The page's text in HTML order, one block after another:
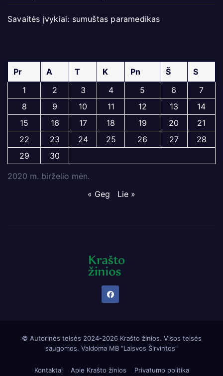
Savaitės įvykiai: sumuštas paramedikas
2020 m. birželio mėn.
Pr A T K Pn Š
S
1
2 3 4 5 6
7
8
9 10 11 12 13
14
15
16 17 18 19 20
21
22
23 24 25 26 27
28
29
30
« Geg Lie »
© Autorinės teisės 2024-2026 Krašto žinios. Visos teisės
saugomos. Valdoma MB "Laisvos Širvintos"
Kontaktai Apie Krašto žinios Privatumo politika